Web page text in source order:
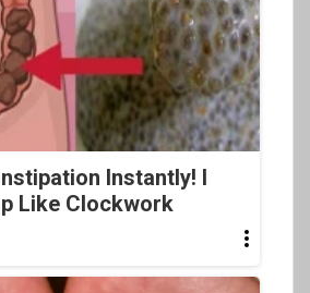
Instantly! I
Like Clockwork